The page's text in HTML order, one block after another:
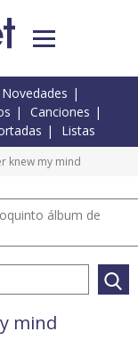
Novedades
Canciones
Listas
knew my mind
álbum de
mind